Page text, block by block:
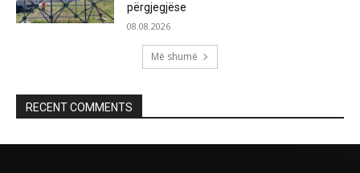
përgjegjëse
08.08.2026
Më shumë
RECENT COMMENTS